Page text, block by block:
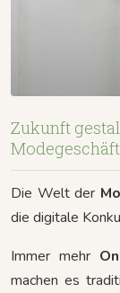
Zukunft
Die Welt der
die digitale
Immer mehr
machen es